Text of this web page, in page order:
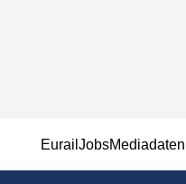
EurailJobsMediadaten